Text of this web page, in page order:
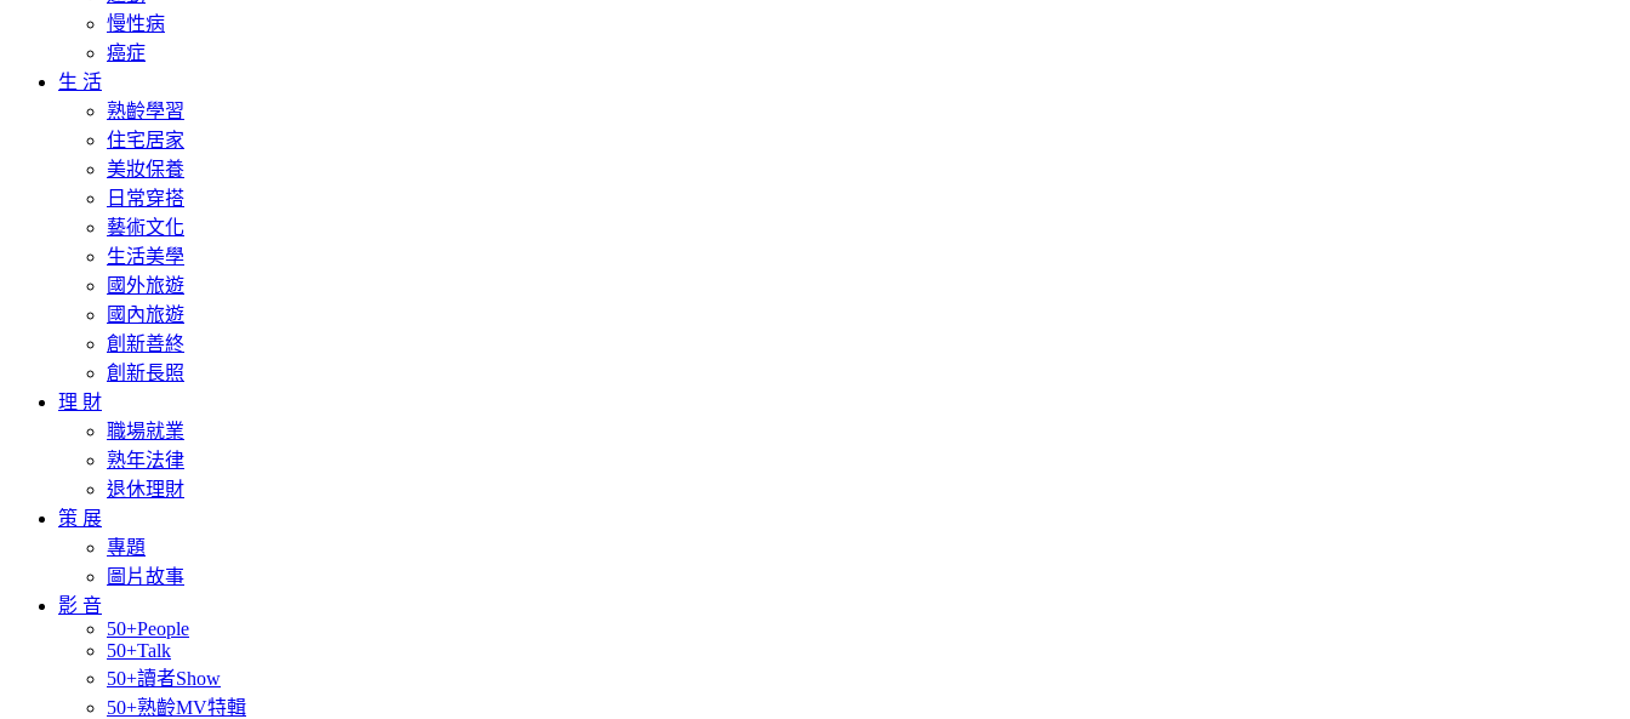
慢性病
癌症
生 活
熟齡學習
住宅居家
美妝保養
日常穿搭
藝術文化
生活美學
國外旅遊
國內旅遊
創新善終
創新長照
理 財
職場就業
熟年法律
退休理財
策 展
專題
圖片故事
影 音
50+People
50+Talk
50+讀者Show
50+熟齡MV特輯